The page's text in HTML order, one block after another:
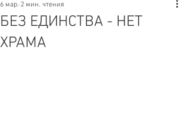
БЕЗ ЕДИНСТВА - НЕТ
ХРАМА
6 мар. 2 мин. чтения